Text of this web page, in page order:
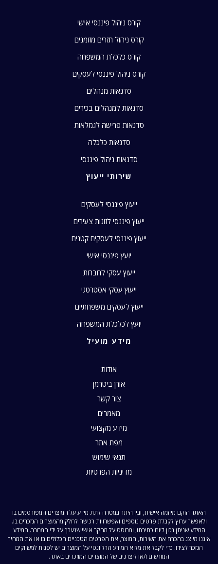
קורס ניהול פיננסי אישי
קורס ניהול תזרים מזומנים
קורס כלכלת המשפחה
קורס ניהול פיננסי לעסקים
סדנאות מנהלים
סדנאות למנהלים בכירים
סדנאות פרישה לגמלאות
סדנאות כלכלה
סדנאות ניהול פיננסי
שירותי ייעוץ
ייעוץ פיננסי לעסקים
ייעוץ פיננסי לזוגות צעירים
ייעוץ פיננסי לעסקים קטנים
יועץ פיננסי אישי
ייעוץ עסקי לחברות
ייעוץ עסקי אסטרטגי
ייעוץ לעסקים משפחתיים
יועץ לכלכלת המשפחה
מידע מועיל
אודות
אורן ביטרמן
צור קשר
מאמרים
מידע מקצועי
מפת אתר
תנאי שימוש
מדיניות הפרטיות
האתר הוקם מיוזמה אישית, ובין היתר במטרה לתת מידע על המוצרים המפורסמים בו
ולאפשר ערוץ לקבלת פרטים נוספים ואפשרויות רכישה לחלק מהמוצרים הנזכרים בו.
המידע שניתן נכון ליום כתיבתו, ומבוסס על מחקר אישי שנערך על ידי המחבר. המידע
איננו מייצג בהכרח את השירות, המוצר, את הפרטים הטכניים הכלולים בו או את המחיר
הנזכר לצידו. כדי לקבל את מלוא המידע הרלוונטי על המוצרים יש לפנות למשווקים
המורשים ו/או ליצרנים של המוצרים המוזכרים באתר.